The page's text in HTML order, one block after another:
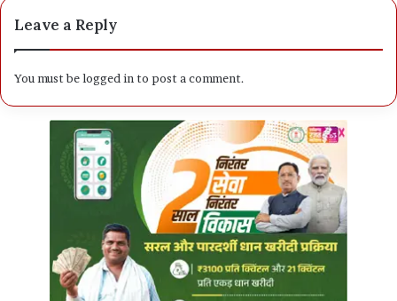
Leave a Reply
You must belogged into post a comment.